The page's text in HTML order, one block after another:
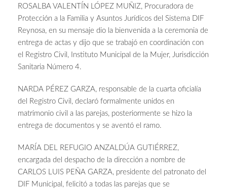
ROSALBA VALENTÍN LÓPEZ MUÑIZ, Procuradora de
Protección a la Familia y Asuntos Jurídicos del Sistema DIF
Reynosa, en su mensaje dio la bienvenida a la ceremonia de
entrega de actas y dijo que se trabajó en coordinación con
el Registro Civil, Instituto Municipal de la Mujer, Jurisdicción
Sanitaria Número 4.
NARDA PÉREZ GARZA, responsable de la cuarta oficialía
del Registro Civil, declaró formalmente unidos en
matrimonio civil a las parejas, posteriormente se hizo la
entrega de documentos y se aventó el ramo.
MARÍA DEL REFUGIO ANZALDÚA GUTIÉRREZ,
encargada del despacho de la dirección a nombre de
CARLOS LUIS PEÑA GARZA, presidente del patronato del
DIF Municipal, felicitó a todas las parejas que se